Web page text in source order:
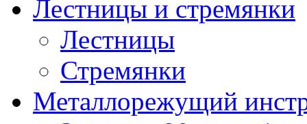
Лестницы и стремянки
Лестницы
Стремянки
Металлорежущий